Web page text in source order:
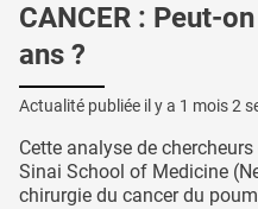
CANCER : Peut-
ans ?
Actualité publiée il y a 1 mois 2
Cette analyse de
Sinai School of Medicine
chirurgie du cancer du